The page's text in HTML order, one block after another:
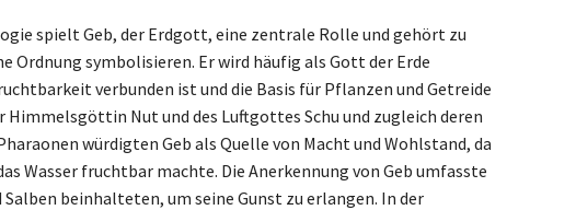
spielt Geb, der Erdgott, eine zentrale Rolle und gehört zu
Ordnung symbolisieren. Er wird häufig als Gott der Erde
verbunden ist und die Basis für Pflanzen und Getreide
Himmelsgöttin Nut und des Luftgottes Schu und zugleich deren
würdigten Geb als Quelle von Macht und Wohlstand, da
Wasser fruchtbar machte. Die Anerkennung von Geb umfasste
Salben beinhalteten, um seine Gunst zu erlangen. In der